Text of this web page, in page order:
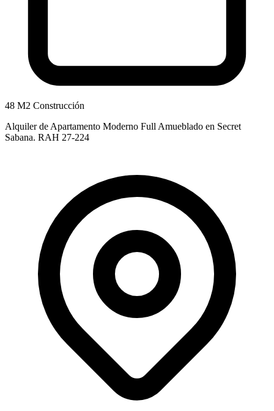
48 M2 Construcción
Alquiler de Apartamento Moderno Full Amueblado en Secret
Sabana. RAH 27-224